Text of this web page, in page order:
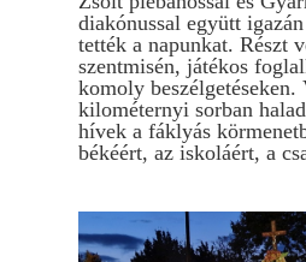
diakónussal együtt
tették a napunkat. Részt
szentmisén, játékos
komoly beszélgetéseken.
kilométernyi sorban
hívek a fáklyás
békéért, az iskoláért, a